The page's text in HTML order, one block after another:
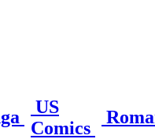
US
Comics